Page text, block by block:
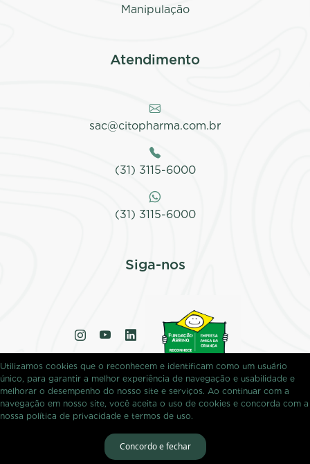
Manipulação
Atendimento
sac@citopharma.com.br
(31) 3115-6000
(31) 3115-6000
Siga-nos
© 2026 Citopharma. Desenvolvido por
Todos os direitos reservados.
Utilizamos cookies que o reconhecem e identificam como um usuário
único, para garantir a melhor experiência de navegação e usabilidade e
melhorar o desempenho do nosso site e serviços. Ao continuar com a
navegação em nosso site, você aceita o uso de cookies e concorda com a
nossa política de privacidade e termos de uso.
Concordo e fechar